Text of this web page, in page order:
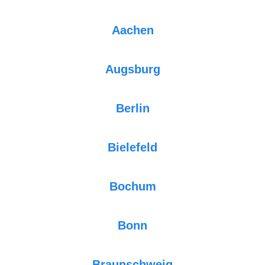
Aachen
Augsburg
Berlin
Bielefeld
Bochum
Bonn